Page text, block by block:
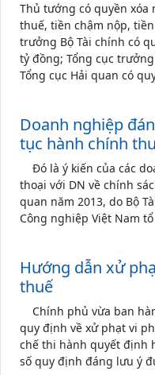
Thủ tướng có quyền
thuế, tiền chậm nộp,
trưởng Bộ Tài chính có
tỷ đồng; Tổng cục
Tổng cục Hải quan có
Doanh nghiệp
tục hành chính
Đó là ý kiến của các
thoại với DN về chính
quan năm 2013, do Bộ
Công nghiệp Việt Nam
Hướng dẫn xử
thuế
Chính phủ vừa ban
quy định về xử phạt vi
chế thi hành quyết định
số quy định đáng lưu ý